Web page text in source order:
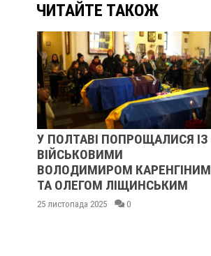
ЧИТАЙТЕ ТАКОЖ
У ПОЛТАВІ ПОПРОЩАЛИСЯ ІЗ
ВІЙСЬКОВИМИ
ВОЛОДИМИРОМ КАРЕНГІНИМ
ТА ОЛЕГОМ ЛІЩИНСЬКИМ
25 листопада 2025 0